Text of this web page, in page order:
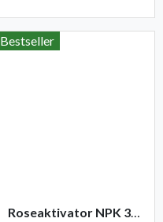
Bestseller
Roseaktivator NPK 3-1-2